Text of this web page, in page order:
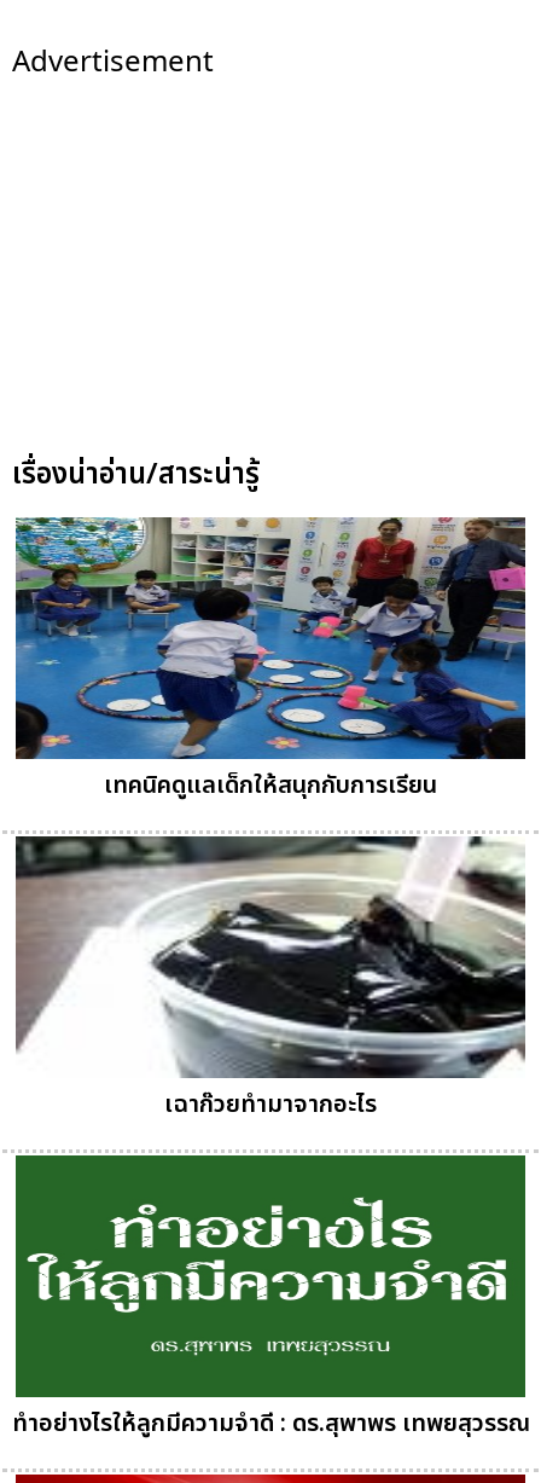
Advertisement
เรื่องน่าอ่าน/สาระน่ารู้
เทคนิคดูแลเด็กให้สนุกกับการเรียน
เฉาก๊วยทำมาจากอะไร
ทำอย่างไรให้ลูกมีความจำดี : ดร.สุพาพร เทพยสุวรรณ